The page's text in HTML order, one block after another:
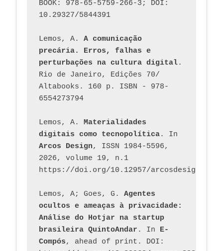
BOOK: 978-65-5759-266-3; DOI:
10.29327/5844391
Lemos, A. A comunicação
precária. Erros, falhas e
perturbações na cultura digital.
Rio de Janeiro, Edições 70/
Altabooks. 160 p. ISBN - 978-
6554273794
Lemos, A. Materialidades
digitais como tecnopolítica
Arcos Design, ISSN 1984-5596,
2026, volume 19, n.1
https://doi.org/10.12957/
Lemos, A; Goes, G. Agentes
ocultos e ameaças à privacidade:
Análise do Hotjar na startup
brasileira QuintoAndar . In E-
Compós, ahead of print. DOI: